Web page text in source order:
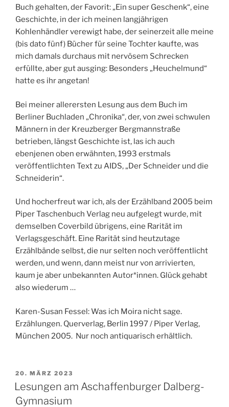
Buch gehalten, der Favorit: „Ein super Geschenk“, eine
Geschichte, in der ich meinen langjährigen
Kohlenhändler verewigt habe, der seinerzeit alle meine
(bis dato fünf) Bücher für seine Tochter kaufte, was
mich damals durchaus mit nervösem Schrecken
erfüllte, aber gut ausging: Besonders „Heuchelmund“
hatte es ihr angetan!
Bei meiner allerersten Lesung aus dem Buch im
Berliner Buchladen „Chronika“, der, von zwei schwulen
Männern in der Kreuzberger Bergmannstraße
betrieben, längst Geschichte ist, las ich auch
ebenjenen oben erwähnten, 1993 erstmals
veröffentlichten Text zu AIDS, „Der Schneider und die
Schneiderin“.
Und hocherfreut war ich, als der Erzählband 2005 beim
Piper Taschenbuch Verlag neu aufgelegt wurde, mit
demselben Coverbild übrigens, eine Rarität im
Verlagsgeschäft. Eine Rarität sind heutzutage
Erzählbände selbst, die nur selten noch veröffentlicht
werden, und wenn, dann meist nur von arrivierten,
kaum je aber unbekannten Autor*innen. Glück gehabt
also wiederum …
Karen-Susan Fessel: Was ich Moira nicht sage.
Erzählungen. Querverlag, Berlin 1997 / Piper Verlag,
München 2005. Nur noch antiquarisch erhältlich.
VERÖFFENTLICHT
AM
20. MÄRZ 2023
Lesungen am Aschaffenburger Dalberg-
Gymnasium